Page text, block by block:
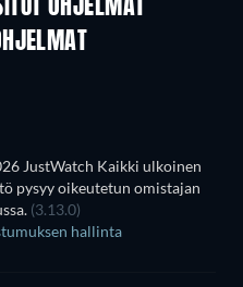
OHJELMAT
TV
Kausi 1
JustWatch Kaikki ulkoinen
pysyy oikeutetun omistajan
(3.13.0)
hallinta